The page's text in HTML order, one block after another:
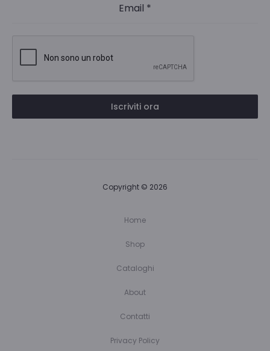
Email *
Iscriviti ora
Copyright © 2026
Home
Shop
Cataloghi
About
Contatti
Privacy Policy